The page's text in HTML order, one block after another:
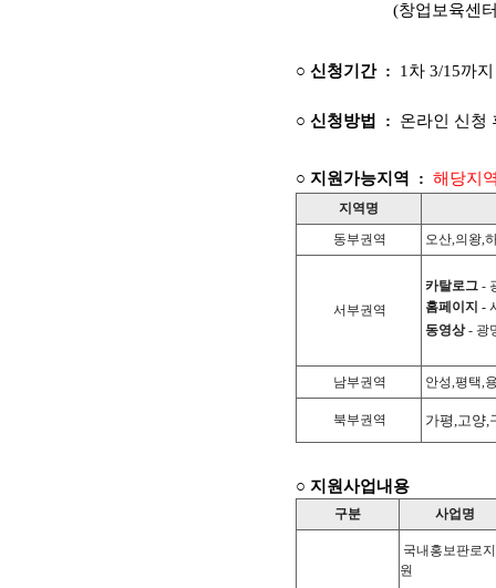
(창업보육센터, 벤처
○ 신청기간 : 1차 3/15까
○ 신청방법 : 온라인 신청
○ 지원가능지역 : 해당지
지역명
동부권역
오산,의왕,
서부권역
카탈로그-
홈페이지 -
동영상- 광
남부권역 안성,평택,
북부권역 가평,고양,
○ 지원사업내용
구분 사업명
국내홍보판로지
원